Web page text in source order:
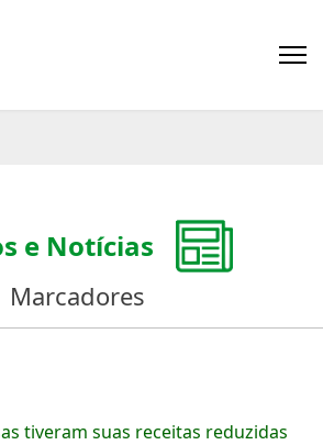
e Notícias
Marcadores
tiveram suas receitas reduzidas